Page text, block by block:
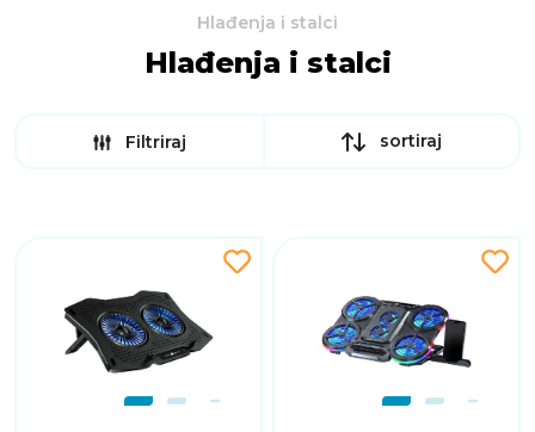
Hlađenja i stalci
Hlađenja i stalci
Filtriraj sortiraj